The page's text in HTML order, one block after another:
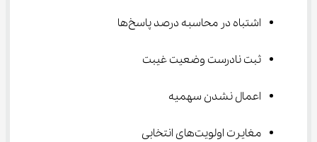
اشتباه در محاسبه درصد پاسخ‌ها
ثبت نادرست وضعیت غیبت
اعمال نشدن سهمیه
مغایرت اولویت‌های انتخابی